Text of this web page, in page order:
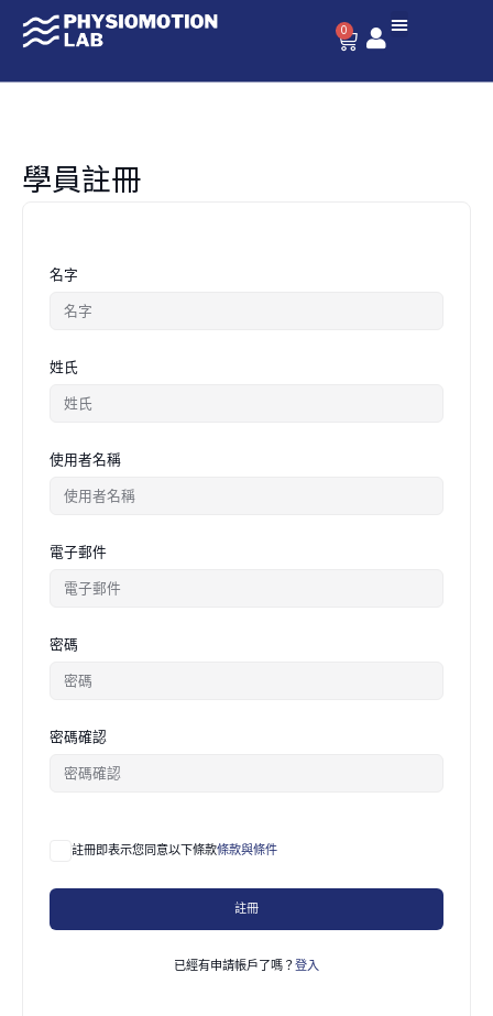
0
購
籃
學員註冊
名字
姓氏
使用者名稱
電子郵件
密碼
密碼確認
註冊即表示您同意以下條款條款與條件
註冊
已經有申請帳戶了嗎？登入